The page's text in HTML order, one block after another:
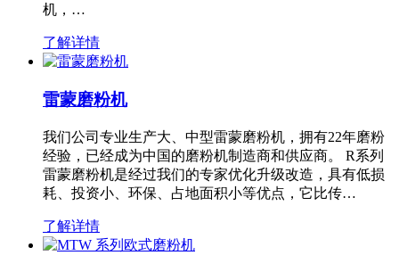
机，…
了解详情
雷蒙磨粉机
我们公司专业生产大、中型雷蒙磨粉机，拥有22年磨粉
经验，已经成为中国的磨粉机制造商和供应商。 R系列
雷蒙磨粉机是经过我们的专家优化升级改造，具有低损
耗、投资小、环保、占地面积小等优点，它比传…
了解详情